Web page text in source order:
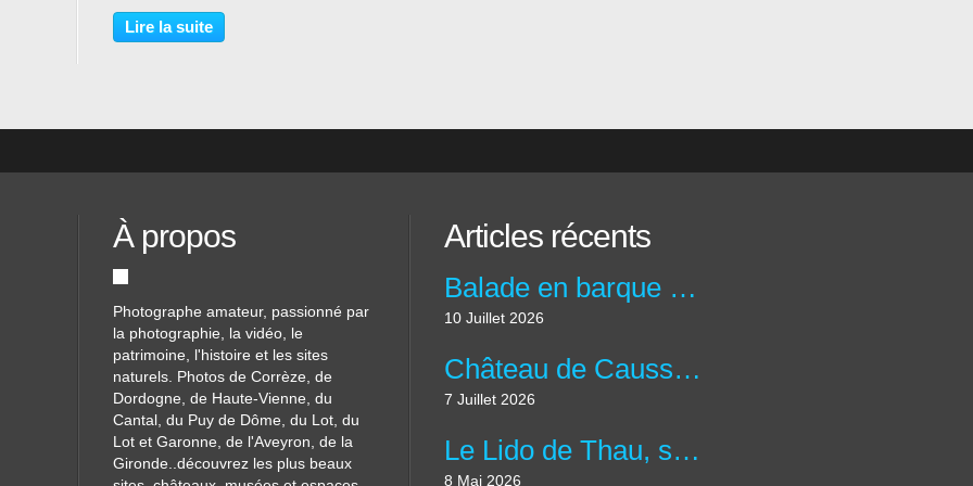
éparpillées parmi de gros bloc
rocheux qui semblent surgis du sol
Lire la suite
À propos
Photographe amateur, passionné par
la photographie, la vidéo, le
patrimoine, l'histoire et les sites
naturels. Photos de Corrèze, de
Dordogne, de Haute-Vienne, du
Cantal, du Puy de Dôme, du Lot, du
Lot et Garonne, de l'Aveyron, de la
Gironde..découvrez les plus beaux
Articles récents
Balade en barque au Moulin de la maison de la Dronne à Montagrier en Dordogne.
10 Juillet 2026
Château de Caussade à Trélissac en forêt de Lanmary.
7 Juillet 2026
Le Lido de Thau, site des salins et plus grande lagune d'Occitanie.
8 Mai 2026